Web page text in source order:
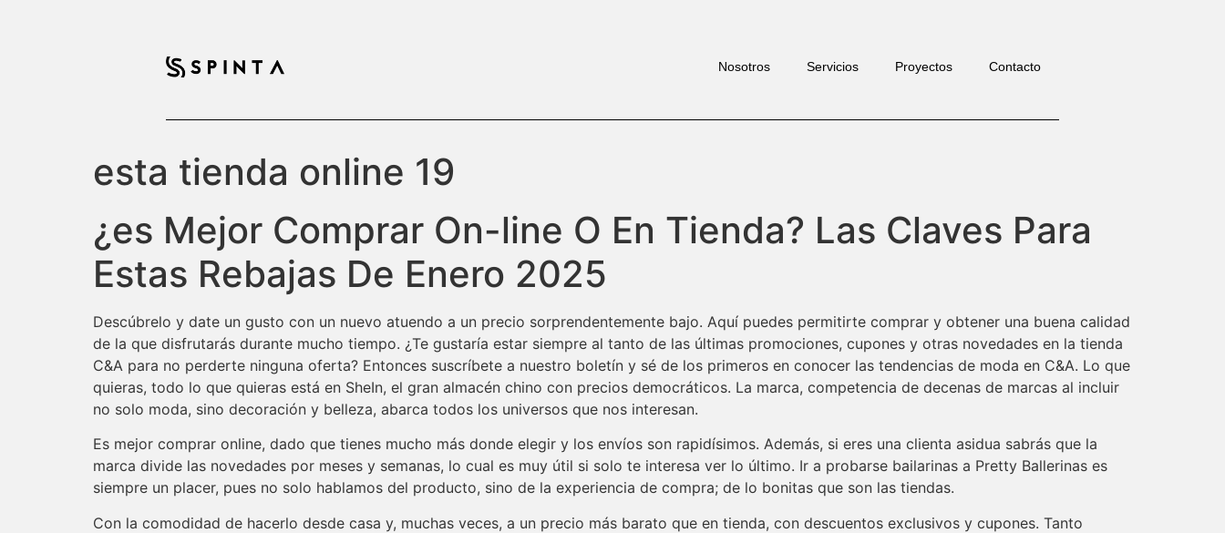
Nosotros Servicios Proyectos Contacto
esta tienda online 19
¿es Mejor Comprar On-line O En Tienda? Las Claves Para
Estas Rebajas De Enero 2025
Descúbrelo y date un gusto con un nuevo atuendo a un precio sorprendentemente bajo. Aquí puedes permitirte comprar y obtener una buena calidad
de la que disfrutarás durante mucho tiempo. ¿Te gustaría estar siempre al tanto de las últimas promociones, cupones y otras novedades en la tienda
C&A para no perderte ninguna oferta? Entonces suscríbete a nuestro boletín y sé de los primeros en conocer las tendencias de moda en C&A. Lo que
quieras, todo lo que quieras está en SheIn, el gran almacén chino con precios democráticos. La marca, competencia de decenas de marcas al incluir
no solo moda, sino decoración y belleza, abarca todos los universos que nos interesan.
Es mejor comprar online, dado que tienes mucho más donde elegir y los envíos son rapidísimos. Además, si eres una clienta asidua sabrás que la
marca divide las novedades por meses y semanas, lo cual es muy útil si solo te interesa ver lo último. Ir a probarse bailarinas a Pretty Ballerinas es
siempre un placer, pues no solo hablamos del producto, sino de la experiencia de compra; de lo bonitas que son las tiendas.
Con la comodidad de hacerlo desde casa y, muchas veces, a un precio más barato que en tienda, con descuentos exclusivos y cupones. Tanto